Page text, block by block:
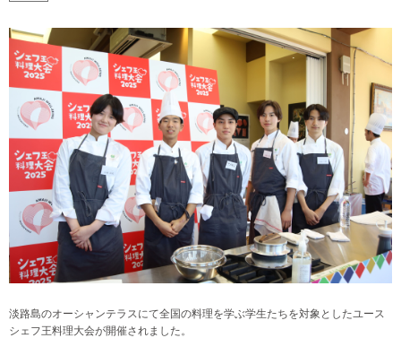
淡路島のオーシャンテラスにて全国の料理を学ぶ学生たちを対象としたユース
シェフ王料理大会が開催されました。